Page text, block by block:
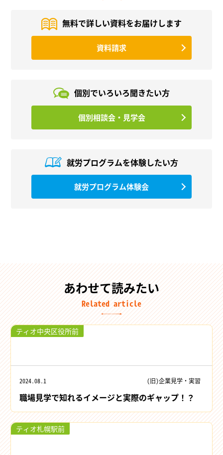
無料で詳しい資料をお届けします
資料請求
個別でいろいろ聞きたい方
個別相談会・見学会
就労プログラムを体験したい方
就労プログラム体験会
あわせて読みたい
Related article
ティオ中央区役所前
2024.08.1 (旧)企業見学・実習
職場見学で知れるイメージと実際のギャップ！？
ティオ札幌駅前